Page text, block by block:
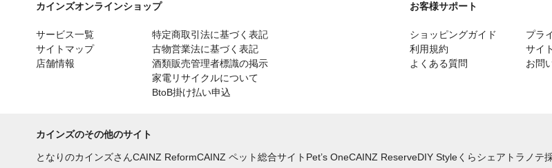
カインズオンラインショップ
サービス一覧
サイトマップ
店舗情報
特定商取引法に基づく表記
古物営業法に基づく表記
酒類販売管理者標識の掲示
家電リサイクルについて
BtoB掛け払い申込
お客様サポート
ショッピングガイド
利用規約
よくある質問
プラ
サイ
お問
カインズのその他のサイト
となりのカインズさんCAINZ ReformCAINZ ペット総合サイト Pet’s OneCAINZ ReserveDIY Styleくらシェア トラノテ